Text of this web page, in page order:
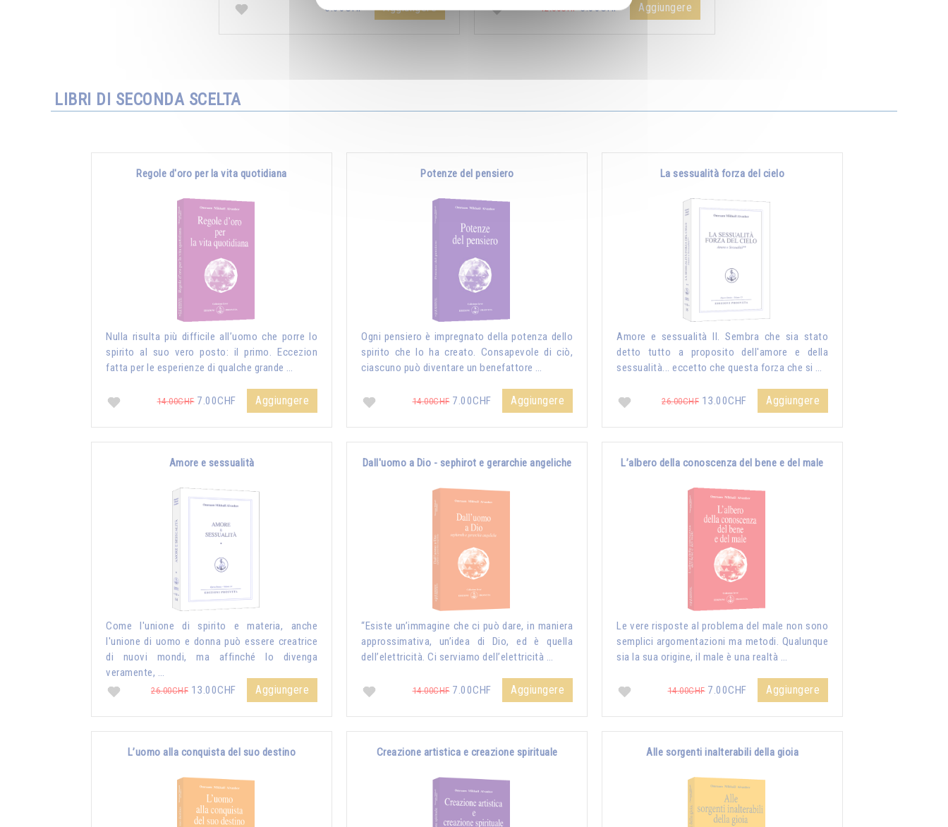
5.00CHF Aggiungere 12.00CHF5.00CHF Aggiungere
LIBRI DI SECONDA SCELTA
Regole d'oro per la vita quotidiana
Nulla risulta più difficile all’uomo che porre lo
spirito al suo vero posto: il primo. Eccezion
fatta per le esperienze di qualche grande …
14.00CHF7.00CHF Aggiungere
Potenze del pensiero
Ogni pensiero è impregnato della potenza dello
spirito che lo ha creato. Consapevole di ciò,
ciascuno può diventare un benefattore …
14.00CHF7.00CHF Aggiungere
La sessualità forza del cielo
Amore e sessualità II. Sembra che sia stato
detto tutto a proposito dell'amore e della
sessualità... eccetto che questa forza che si …
26.00CHF 13.00CHF Aggiungere
Amore e sessualità
Come l'unione di spirito e materia, anche
l'unione di uomo e donna può essere creatrice
di nuovi mondi, ma affinché lo divenga
veramente, …
26.00CHF 13.00CHF Aggiungere
Dall'uomo a Dio - sephirot e gerarchie angeliche
“Esiste un’immagine che ci può dare, in maniera
approssimativa, un’idea di Dio, ed è quella
dell’elettricità. Ci serviamo dell’elettricità …
14.00CHF7.00CHF Aggiungere
L’albero della conoscenza del bene e del male
Le vere risposte al problema del male non sono
semplici argomentazioni ma metodi. Qualunque
sia la sua origine, il male è una realtà …
14.00CHF7.00CHF Aggiungere
L’uomo alla conquista del suo destino Creazione artistica e creazione spirituale Alle sorgenti inalterabili della gioia